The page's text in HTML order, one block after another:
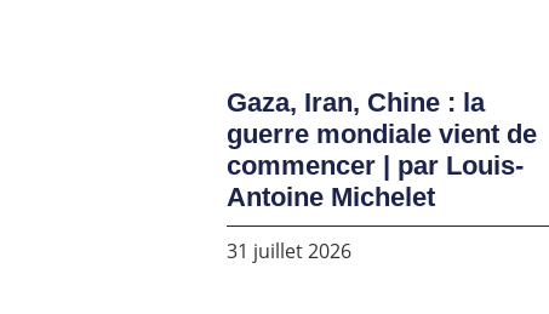
Gaza, Iran, Chine : la
guerre mondiale vient de
commencer | par Louis-
Antoine Michelet
31 juillet 2026